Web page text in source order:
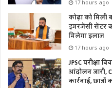
17 hours ago
कोढ़ा को मिली
इमरजेंसी सेंटर
मिलेगा इलाज
17 hours ago
JPSC परीक्षा
आंदोलन जारी,
कार्रवाई,